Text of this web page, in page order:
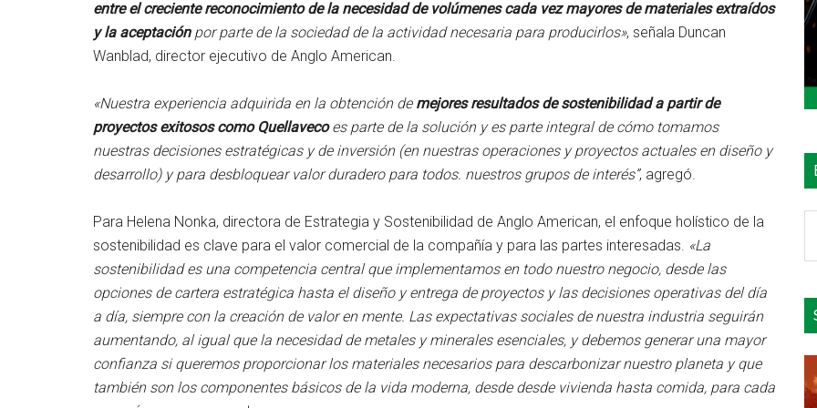
entre el creciente reconocimiento de la necesidad de volúmenes cada vez mayores de materiales extraídos
y la aceptaciónpor parte de la sociedad de la actividad necesaria para producirlos», señala Duncan
Wanblad, director ejecutivo de Anglo American.
«Nuestra experiencia adquirida en la obtención de mejores resultados de sostenibilidad a partir de
proyectos exitosos como Quellavecoes parte de la solución y es parte integral de cómo tomamos
nuestras decisiones estratégicas y de inversión (en nuestras operaciones y proyectos actuales en diseño y
desarrollo) y para desbloquear valor duradero para todos. nuestros grupos de interés”, agregó.
Para Helena Nonka, directora de Estrategia y Sostenibilidad de Anglo American, el enfoque holístico de la
sostenibilidad es clave para el valor comercial de la compañía y para las partes interesadas. «La
sostenibilidad es una competencia central que implementamos en todo nuestro negocio, desde las
opciones de cartera estratégica hasta el diseño y entrega de proyectos y las decisiones operativas del día
a día, siempre con la creación de valor en mente. Las expectativas sociales de nuestra industria seguirán
aumentando, al igual que la necesidad de metales y minerales esenciales, y debemos generar una mayor
confianza si queremos proporcionar los materiales necesarios para descarbonizar nuestro planeta y que
también son los componentes básicos de la vida moderna, desde desde vivienda hasta comida, para cada